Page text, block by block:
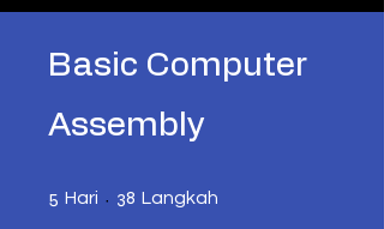
Basic Computer
Assembly
5 Hari 5 Hari
38 Langkah